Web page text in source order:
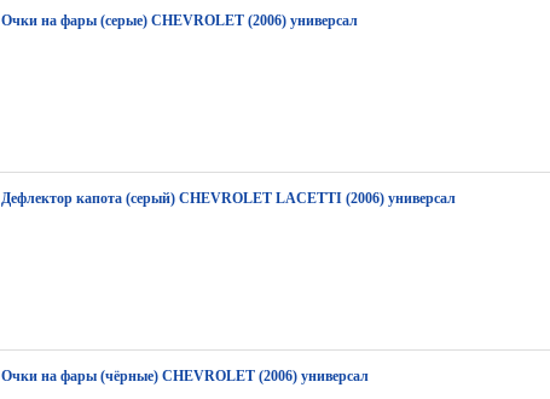
Очки на фары (серые) CHEVROLET (2006) универсал
Дефлектор капота (серый) CHEVROLET LACETTI (2006) универсал
Очки на фары (чёрные) CHEVROLET (2006) универсал